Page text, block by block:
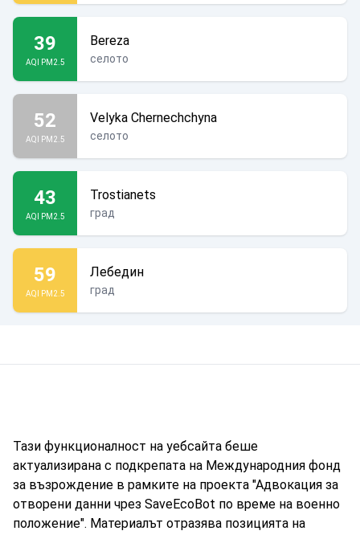
39
AQI PM2.5
Bereza
селото
52
AQI PM2.5
Velyka Chernechchyna
селото
43
AQI PM2.5
Trostianets
град
59
AQI PM2.5
Лебедин
град
Тази функционалност на уебсайта беше
актуализирана с подкрепата на Международния фонд
за възрождение в рамките на проекта "Адвокация за
отворени данни чрез SaveEcoBot по време на военно
положение". Материалът отразява позицията на